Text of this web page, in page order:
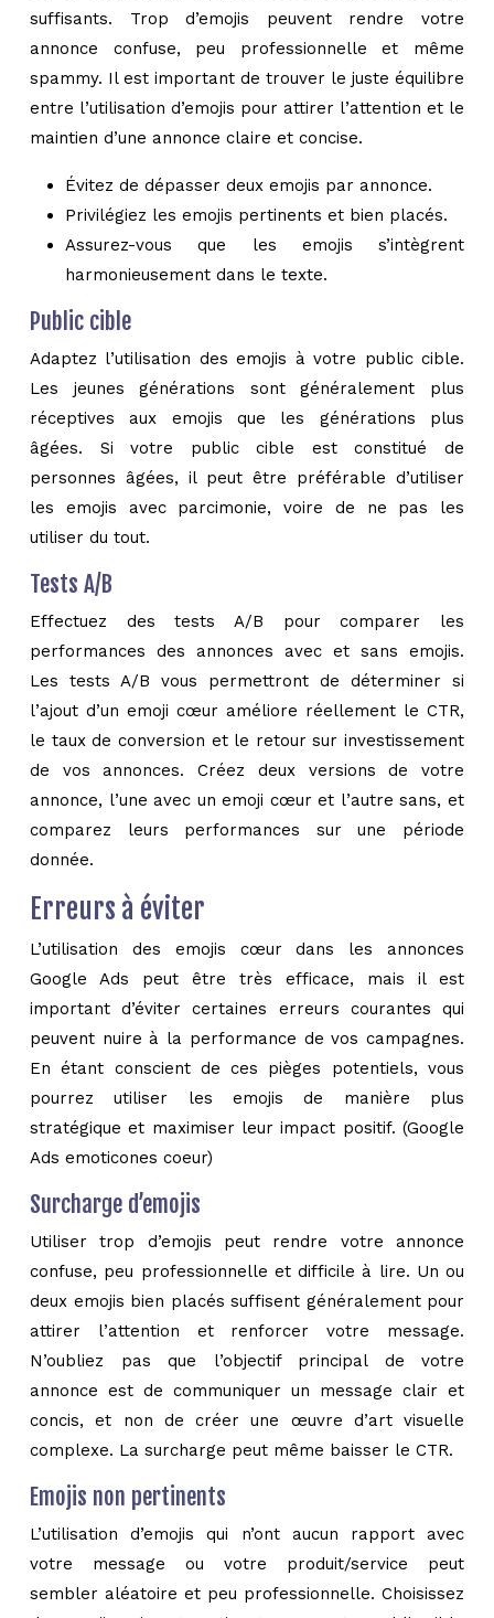
suffisants. Trop d’emojis peuvent rendre votre
annonce confuse, peu professionnelle et même
spammy. Il est important de trouver le juste équilibre
entre l’utilisation d’emojis pour attirer l’attention et le
maintien d’une annonce claire et concise.
Évitez de dépasser deux emojis par annonce.
Privilégiez les emojis pertinents et bien placés.
Assurez-vous que les emojis s’intègrent
harmonieusement dans le texte.
Public cible
Adaptez l’utilisation des emojis à votre public cible.
Les jeunes générations sont généralement plus
réceptives aux emojis que les générations plus
âgées. Si votre public cible est constitué de
personnes âgées, il peut être préférable d’utiliser
les emojis avec parcimonie, voire de ne pas les
utiliser du tout.
Tests A/B
Effectuez des tests A/B pour comparer les
performances des annonces avec et sans emojis.
Les tests A/B vous permettront de déterminer si
l’ajout d’un emoji cœur améliore réellement le CTR,
le taux de conversion et le retour sur investissement
de vos annonces. Créez deux versions de votre
annonce, l’une avec un emoji cœur et l’autre sans, et
comparez leurs performances sur une période
donnée.
Erreurs à éviter
L’utilisation des emojis cœur dans les annonces
Google Ads peut être très efficace, mais il est
important d’éviter certaines erreurs courantes qui
peuvent nuire à la performance de vos campagnes.
En étant conscient de ces pièges potentiels, vous
pourrez utiliser les emojis de manière plus
stratégique et maximiser leur impact positif. (Google
Ads emoticones coeur)
Surcharge d’emojis
Utiliser trop d’emojis peut rendre votre annonce
confuse, peu professionnelle et difficile à lire. Un ou
deux emojis bien placés suffisent généralement pour
attirer l’attention et renforcer votre message.
N’oubliez pas que l’objectif principal de votre
annonce est de communiquer un message clair et
concis, et non de créer une œuvre d’art visuelle
complexe. La surcharge peut même baisser le CTR.
Emojis non pertinents
L’utilisation d’emojis qui n’ont aucun rapport avec
votre message ou votre produit/service peut
sembler aléatoire et peu professionnelle. Choisissez